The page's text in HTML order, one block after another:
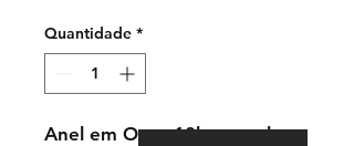
Quantidade *
Anel em Ouro 18k amarelo